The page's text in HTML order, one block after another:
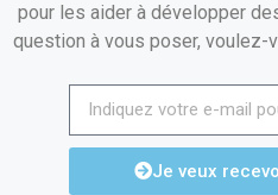
pour les aider à développer
question à vous poser,
Je veux